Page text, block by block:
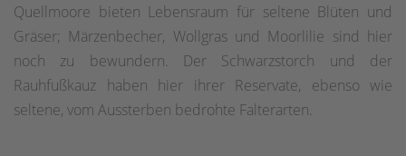
Quellmoore bieten Lebensraum für seltene Blüten und
Gräser; Märzenbecher, Wollgras und Moorlilie sind hier
noch zu bewundern. Der Schwarzstorch und der
Rauhfußkauz haben hier ihrer Reservate, ebenso wie
seltene, vom Aussterben bedrohte Falterarten.